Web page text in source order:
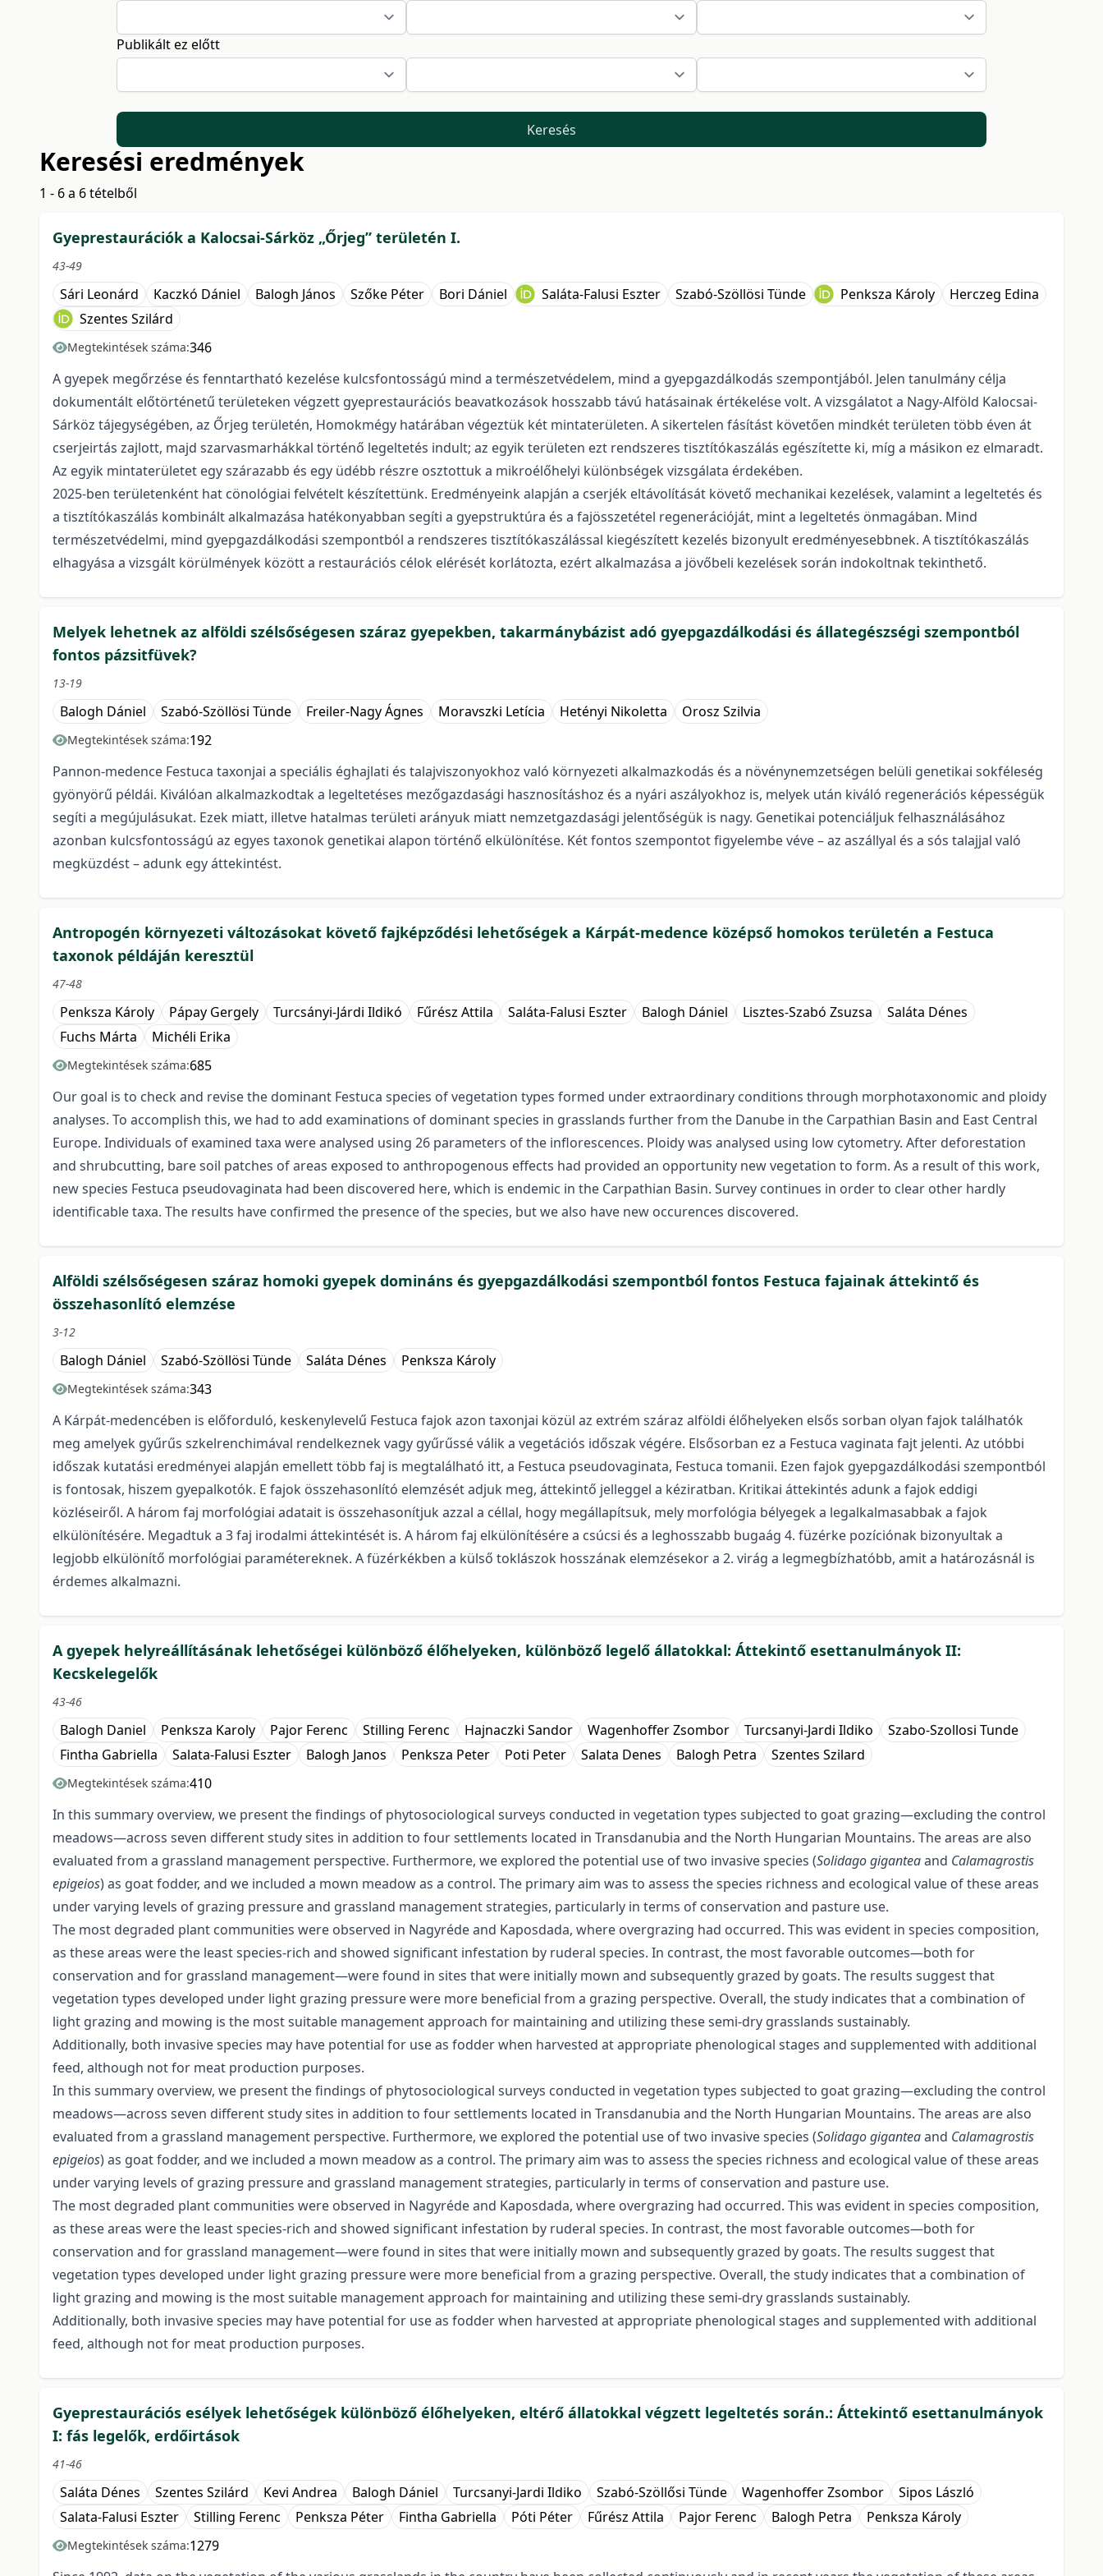
Publikált ez előtt
Keresés
Keresési eredmények
1 - 6 a 6 tételből
Gyeprestaurációk a Kalocsai-Sárköz „Őrjeg” területén I.
43-49
Sári Leonárd Kaczkó Dániel Balogh János Szőke Péter Bori Dániel Saláta-Falusi Eszter Szabó-Szöllösi Tünde Penksza Károly
Herczeg Edina
Szentes Szilárd
Megtekintések száma:346
A gyepek megőrzése és fenntartható kezelése kulcsfontosságú mind a természetvédelem, mind a gyepgazdálkodás szempontjából. Jelen tanulmány célja
dokumentált előtörténetű területeken végzett gyeprestaurációs beavatkozások hosszabb távú hatásainak értékelése volt. A vizsgálatot a Nagy-Alföld Kalocsai-
Sárköz tájegységében, az Őrjeg területén, Homokmégy határában végeztük két mintaterületen. A sikertelen fásítást követően mindkét területen több éven át
cserjeirtás zajlott, majd szarvasmarhákkal történő legeltetés indult; az egyik területen ezt rendszeres tisztítókaszálás egészítette ki, míg a másikon ez elmaradt.
Az egyik mintaterületet egy szárazabb és egy üdébb részre osztottuk a mikroélőhelyi különbségek vizsgálata érdekében.
2025-ben területenként hat cönológiai felvételt készítettünk. Eredményeink alapján a cserjék eltávolítását követő mechanikai kezelések, valamint a legeltetés és
a tisztítókaszálás kombinált alkalmazása hatékonyabban segíti a gyepstruktúra és a fajösszetétel regenerációját, mint a legeltetés önmagában. Mind
természetvédelmi, mind gyepgazdálkodási szempontból a rendszeres tisztítókaszálással kiegészített kezelés bizonyult eredményesebbnek. A tisztítókaszálás
elhagyása a vizsgált körülmények között a restaurációs célok elérését korlátozta, ezért alkalmazása a jövőbeli kezelések során indokoltnak tekinthető.
Melyek lehetnek az alföldi szélsőségesen száraz gyepekben, takarmánybázist adó gyepgazdálkodási és állategészségi szempontból
fontos pázsitfüvek?
13-19
Balogh Dániel Szabó-Szöllösi Tünde Freiler-Nagy Ágnes Moravszki Letícia Hetényi Nikoletta Orosz Szilvia
Megtekintések száma:192
Pannon-medence Festuca taxonjai a speciális éghajlati és talajviszonyokhoz való környezeti alkalmazkodás és a növénynemzetségen belüli genetikai sokféleség
gyönyörű példái. Kiválóan alkalmazkodtak a legeltetéses mezőgazdasági hasznosításhoz és a nyári aszályokhoz is, melyek után kiváló regenerációs képességük
segíti a megújulásukat. Ezek miatt, illetve hatalmas területi arányuk miatt nemzetgazdasági jelentőségük is nagy. Genetikai potenciáljuk felhasználásához
azonban kulcsfontosságú az egyes taxonok genetikai alapon történő elkülönítése. Két fontos szempontot figyelembe véve – az aszállyal és a sós talajjal való
megküzdést – adunk egy áttekintést.
Antropogén környezeti változásokat követő fajképződési lehetőségek a Kárpát-medence középső homokos területén a Festuca
taxonok példáján keresztül
47-48
Penksza Károly Pápay Gergely Turcsányi-Járdi Ildikó Fűrész Attila Saláta-Falusi Eszter Balogh Dániel Lisztes-Szabó Zsuzsa
Saláta Dénes
Fuchs Márta
Michéli Erika
Megtekintések száma:685
Our goal is to check and revise the dominant Festuca species of vegetation types formed under extraordinary conditions through morphotaxonomic and ploidy
analyses. To accomplish this, we had to add examinations of dominant species in grasslands further from the Danube in the Carpathian Basin and East Central
Europe. Individuals of examined taxa were analysed using 26 parameters of the inflorescences. Ploidy was analysed using low cytometry. After deforestation
and shrubcutting, bare soil patches of areas exposed to anthropogenous effects had provided an opportunity new vegetation to form. As a result of this work,
new species Festuca pseudovaginata had been discovered here, which is endemic in the Carpathian Basin. Survey continues in order to clear other hardly
identificable taxa. The results have confirmed the presence of the species, but we also have new occurences discovered.
Alföldi szélsőségesen száraz homoki gyepek domináns és gyepgazdálkodási szempontból fontos Festuca fajainak áttekintő és
összehasonlító elemzése
3-12
Balogh Dániel Szabó-Szöllösi Tünde Saláta Dénes Penksza Károly
Megtekintések száma:343
A Kárpát-medencében is előforduló, keskenylevelű Festuca fajok azon taxonjai közül az extrém száraz alföldi élőhelyeken elsős sorban olyan fajok találhatók
meg amelyek gyűrűs szkelrenchimával rendelkeznek vagy gyűrűssé válik a vegetációs időszak végére. Elsősorban ez a Festuca vaginata fajt jelenti. Az utóbbi
időszak kutatási eredményei alapján emellett több faj is megtalálható itt, a Festuca pseudovaginata, Festuca tomanii. Ezen fajok gyepgazdálkodási szempontból
is fontosak, hiszem gyepalkotók. E fajok összehasonlító elemzését adjuk meg, áttekintő jelleggel a kéziratban. Kritikai áttekintés adunk a fajok eddigi
közléseiről. A három faj morfológiai adatait is összehasonítjuk azzal a céllal, hogy megállapítsuk, mely morfológia bélyegek a legalkalmasabbak a fajok
elkülönítésére. Megadtuk a 3 faj irodalmi áttekintését is. A három faj elkülönítésére a csúcsi és a leghosszabb bugaág 4. füzérke pozíciónak bizonyultak a
legjobb elkülönítő morfológiai paramétereknek. A füzérkékben a külső toklászok hosszának elemzésekor a 2. virág a legmegbízhatóbb, amit a határozásnál is
érdemes alkalmazni.
A gyepek helyreállításának lehetőségei különböző élőhelyeken, különböző legelő állatokkal: Áttekintő esettanulmányok II:
Kecskelegelők
43-46
Balogh Daniel Penksza Karoly Pajor Ferenc Stilling Ferenc Hajnaczki Sandor Wagenhoffer Zsombor Turcsanyi-Jardi Ildiko
Szabo-Szollosi Tunde
Fintha Gabriella
Salata-Falusi Eszter Balogh Janos Penksza Peter Poti Peter Salata Denes Balogh Petra Szentes Szilard
Megtekintések száma:410
In this summary overview, we present the findings of phytosociological surveys conducted in vegetation types subjected to goat grazing—excluding the control
meadows—across seven different study sites in addition to four settlements located in Transdanubia and the North Hungarian Mountains. The areas are also
evaluated from a grassland management perspective. Furthermore, we explored the potential use of two invasive species (Solidago giganteaand Calamagrostis
epigeios) as goat fodder, and we included a mown meadow as a control. The primary aim was to assess the species richness and ecological value of these areas
under varying levels of grazing pressure and grassland management strategies, particularly in terms of conservation and pasture use.
The most degraded plant communities were observed in Nagyréde and Kaposdada, where overgrazing had occurred. This was evident in species composition,
as these areas were the least species-rich and showed significant infestation by ruderal species. In contrast, the most favorable outcomes—both for
conservation and for grassland management—were found in sites that were initially mown and subsequently grazed by goats. The results suggest that
vegetation types developed under light grazing pressure were more beneficial from a grazing perspective. Overall, the study indicates that a combination of
light grazing and mowing is the most suitable management approach for maintaining and utilizing these semi-dry grasslands sustainably.
Additionally, both invasive species may have potential for use as fodder when harvested at appropriate phenological stages and supplemented with additional
feed, although not for meat production purposes.
In this summary overview, we present the findings of phytosociological surveys conducted in vegetation types subjected to goat grazing—excluding the control
meadows—across seven different study sites in addition to four settlements located in Transdanubia and the North Hungarian Mountains. The areas are also
evaluated from a grassland management perspective. Furthermore, we explored the potential use of two invasive species (Solidago giganteaand Calamagrostis
epigeios) as goat fodder, and we included a mown meadow as a control. The primary aim was to assess the species richness and ecological value of these areas
under varying levels of grazing pressure and grassland management strategies, particularly in terms of conservation and pasture use.
The most degraded plant communities were observed in Nagyréde and Kaposdada, where overgrazing had occurred. This was evident in species composition,
as these areas were the least species-rich and showed significant infestation by ruderal species. In contrast, the most favorable outcomes—both for
conservation and for grassland management—were found in sites that were initially mown and subsequently grazed by goats. The results suggest that
vegetation types developed under light grazing pressure were more beneficial from a grazing perspective. Overall, the study indicates that a combination of
light grazing and mowing is the most suitable management approach for maintaining and utilizing these semi-dry grasslands sustainably.
Additionally, both invasive species may have potential for use as fodder when harvested at appropriate phenological stages and supplemented with additional
feed, although not for meat production purposes.
Gyeprestaurációs esélyek lehetőségek különböző élőhelyeken, eltérő állatokkal végzett legeltetés során.: Áttekintő esettanulmányok
I: fás legelők, erdőirtások
41-46
Saláta Dénes Szentes Szilárd Kevi Andrea Balogh Dániel Turcsanyi-Jardi Ildiko Szabó-Szöllősi Tünde Wagenhoffer Zsombor
Sipos László
Salata-Falusi Eszter
Stilling Ferenc Penksza Péter Fintha Gabriella Póti Péter Fűrész Attila Pajor Ferenc Balogh Petra Penksza Károly
Megtekintések száma:1279